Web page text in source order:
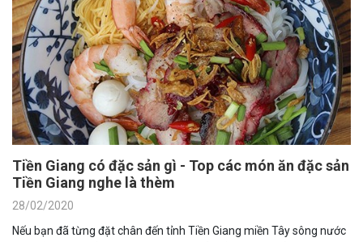
Tiền Giang có đặc sản gì - Top các món ăn đặc sản
Tiền Giang nghe là thèm
28/02/2020
Nếu bạn đã từng đặt chân đến tỉnh Tiền Giang miền Tây sông nước